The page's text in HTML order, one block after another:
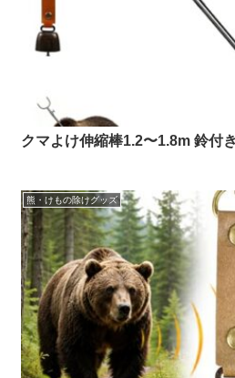
クマよけ伸縮棒1.2〜1.8m 鈴付
熊・けもの除けグッズ